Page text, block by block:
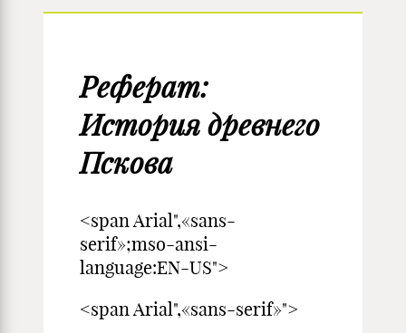
Реферат:
История древнего
Пскова
<span Arial",«sans-
serif»;mso-ansi-
language:EN-US">
<span Arial",«sans-serif»">